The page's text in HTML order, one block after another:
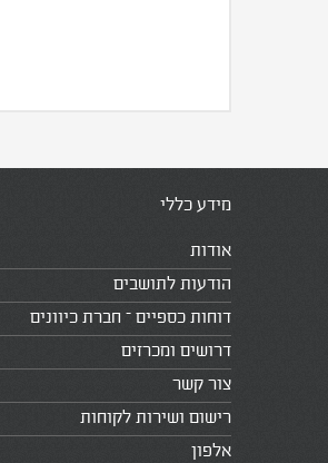
מידע כללי
אודות
הודעות לתושבים
דוחות כספיים – חברת כיוונים
דרושים ומכרזים
צור קשר
רישום ושירות לקוחות
אלפון